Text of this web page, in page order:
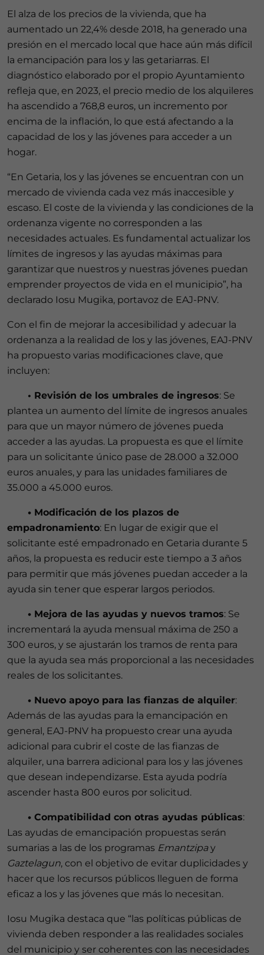
El alza de los precios de la vivienda, que ha
aumentado un 22,4% desde 2018, ha generado una
presión en el mercado local que hace aún más difícil
la emancipación para los y las getariarras. El
diagnóstico elaborado por el propio Ayuntamiento
refleja que, en 2023, el precio medio de los alquileres
ha ascendido a 768,8 euros, un incremento por
encima de la inflación, lo que está afectando a la
capacidad de los y las jóvenes para acceder a un
hogar.
“En Getaria, los y las jóvenes se encuentran con un
mercado de vivienda cada vez más inaccesible y
escaso. El coste de la vivienda y las condiciones de la
ordenanza vigente no corresponden a las
necesidades actuales. Es fundamental actualizar los
límites de ingresos y las ayudas máximas para
garantizar que nuestros y nuestras jóvenes puedan
emprender proyectos de vida en el municipio”, ha
declarado Iosu Mugika, portavoz de EAJ-PNV.
Con el fin de mejorar la accesibilidad y adecuar la
ordenanza a la realidad de los y las jóvenes, EAJ-PNV
ha propuesto varias modificaciones clave, que
incluyen:
• Revisión de los umbrales de ingresos: Se
plantea un aumento del límite de ingresos anuales
para que un mayor número de jóvenes pueda
acceder a las ayudas. La propuesta es que el límite
para un solicitante único pase de 28.000 a 32.000
euros anuales, y para las unidades familiares de
35.000 a 45.000 euros.
• Modificación de los plazos de
empadronamiento: En lugar de exigir que el
solicitante esté empadronado en Getaria durante 5
años, la propuesta es reducir este tiempo a 3 años
para permitir que más jóvenes puedan acceder a la
ayuda sin tener que esperar largos periodos.
• Mejora de las ayudas y nuevos tramos: Se
incrementará la ayuda mensual máxima de 250 a
300 euros, y se ajustarán los tramos de renta para
que la ayuda sea más proporcional a las necesidades
reales de los solicitantes.
• Nuevo apoyo para las fianzas de alquiler:
Además de las ayudas para la emancipación en
general, EAJ-PNV ha propuesto crear una ayuda
adicional para cubrir el coste de las fianzas de
alquiler, una barrera adicional para los y las jóvenes
que desean independizarse. Esta ayuda podría
ascender hasta 800 euros por solicitud.
• Compatibilidad con otras ayudas públicas:
Las ayudas de emancipación propuestas serán
sumarias a las de los programas Emantzipay
Gaztelagun, con el objetivo de evitar duplicidades y
hacer que los recursos públicos lleguen de forma
eficaz a los y las jóvenes que más lo necesitan.
Iosu Mugika destaca que “las políticas públicas de
vivienda deben responder a las realidades sociales
del municipio y ser coherentes con las necesidades